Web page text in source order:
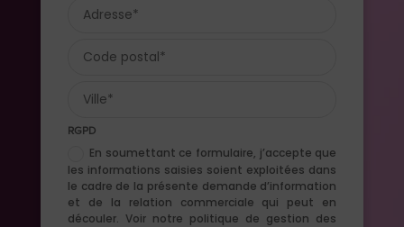
RGPD
En soumettant ce formulaire, j’accepte que
les informations saisies soient exploitées dans
le cadre de la présente demande d’information
et de la relation commerciale qui peut en
découler. Voir notre politique de gestion des